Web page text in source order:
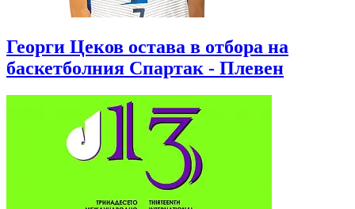
Георги Цеков остава в отбора на
баскетболния Спартак - Плевен